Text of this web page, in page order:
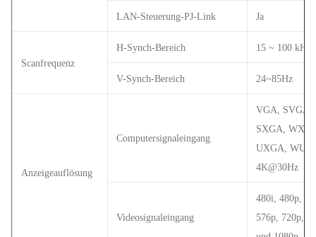
LAN-Steuerung-PJ-Link Ja
Scanfrequenz
H-Synch-Bereich 15 ~ 100 kHz
V-Synch-Bereich 24~85Hz
Anzeigeauflösung
Computersignaleingang
VGA, SVGA,
SXGA,
UXGA,
4K@30Hz
Videosignaleingang
480i, 480p,
576p, 720p,